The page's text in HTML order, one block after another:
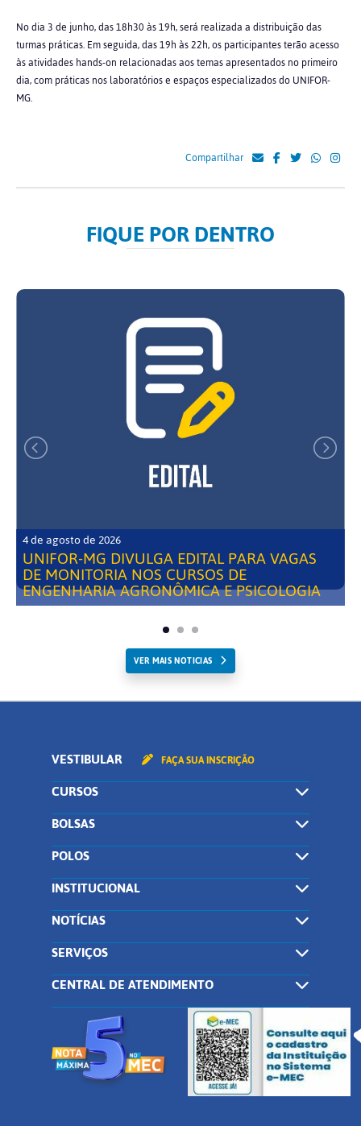
No dia 3 de junho, das 18h30 às 19h, será realizada a distribuição das
turmas práticas. Em seguida, das 19h às 22h, os participantes terão acesso
às atividades hands-on relacionadas aos temas apresentados no primeiro
dia, com práticas nos laboratórios e espaços especializados do UNIFOR-
MG.
Compartilhar
FIQUE POR DENTRO
4 de agosto de 2026
UNIFOR-MG DIVULGA EDITAL PARA VAGAS
DE MONITORIA NOS CURSOS DE
ENGENHARIA AGRONÔMICA E PSICOLOGIA
VER MAIS NOTICIAS
VESTIBULAR FAÇA SUA INSCRIÇÃO
CURSOS
BOLSAS
POLOS
INSTITUCIONAL
NOTÍCIAS
SERVIÇOS
CENTRAL DE ATENDIMENTO